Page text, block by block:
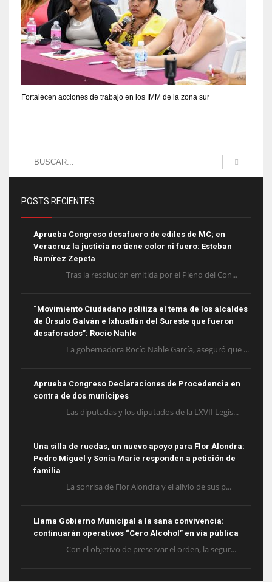
Fortalecen acciones de trabajo en los IMM de la zona sur
POSTS RECIENTES
Aprueba Congreso desafuero de ediles de MC; en
Veracruz la justicia no tiene color ni fuero: Esteban
Ramírez Zepeta
Tras la resolución emitida por el Pleno del Con...
“Movimiento Ciudadano politiza el tema de los alcaldes
de Úrsulo Galván e Ixhuatlán del Sureste que fueron
desaforados”: Rocío Nahle
La gobernadora Rocío Nahle García, aseguró que ...
Aprueba Congreso Declaraciones de Procedencia en
contra de dos munícipes
Las diputadas y los diputados de la LXVII Legis...
Una silla de ruedas, un nuevo apoyo para Flor Alondra:
Pedro Miguel y Sonia Marie responden a petición de
familia
La sonrisa de Flor Alondra y el alivio de sus p...
Llama Gobierno Municipal a la sana convivencia:
continuarán operativos “Cero Alcohol” en vía pública
Con el objetivo de preservar el orden, la segur...